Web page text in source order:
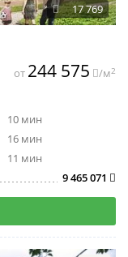
17 769
10 мин
16 мин
11 мин
9 465 071
от 244 575 /м2